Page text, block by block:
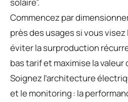
solaire”.
Commencez par
près des usages si vous
éviter la surproduction
bas tarif et maximise la valeur
Soignez l’architecture
et le monitoring : la